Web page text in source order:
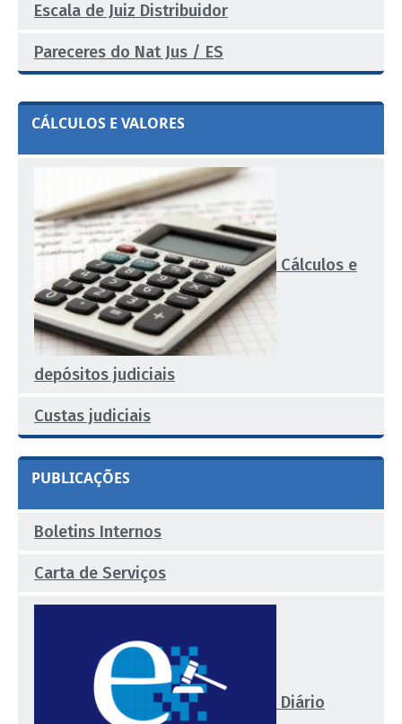
Escala de Juiz Distribuidor
Pareceres do Nat Jus / ES
CÁLCULOS E VALORES
Cálculos e
depósitos judiciais
Custas judiciais
PUBLICAÇÕES
Boletins Internos
Carta de Serviços
Diário